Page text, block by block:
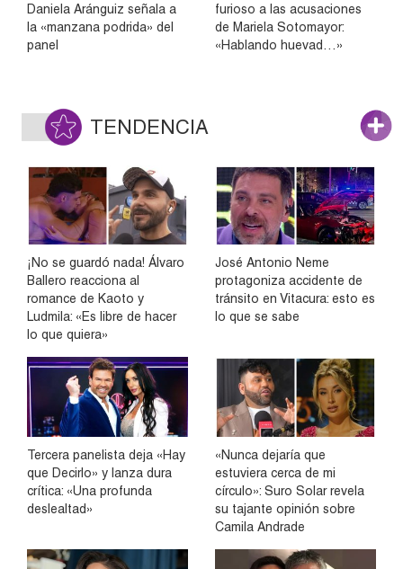
Daniela Aránguiz señala a
la «manzana podrida» del
panel
furioso a las acusaciones
de Mariela Sotomayor:
«Hablando huevad…»
TENDENCIA
¡No se guardó nada! Álvaro
Ballero reacciona al
romance de Kaoto y
Ludmila: «Es libre de hacer
lo que quiera»
José Antonio Neme
protagoniza accidente de
tránsito en Vitacura: esto es
lo que se sabe
Tercera panelista deja «Hay
que Decirlo» y lanza dura
crítica: «Una profunda
deslealtad»
«Nunca dejaría que
estuviera cerca de mi
círculo»: Suro Solar revela
su tajante opinión sobre
Camila Andrade